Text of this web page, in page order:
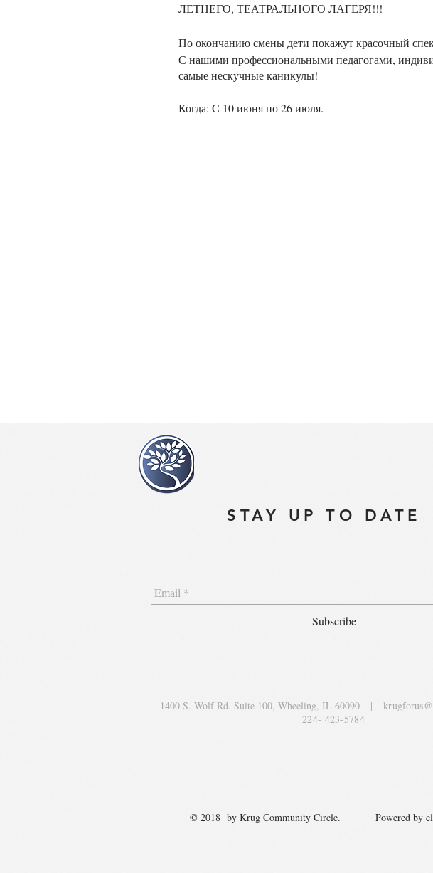
ЛЕТНЕГО, ТЕАТРАЛЬНОГО ЛАГЕРЯ!!!
По окончанию смены дети покажут красочный
С нашими профессиональными педагогами,
самые нескучные каникулы!
Когда: С 10 июня по 26 июля.
STAY UP TO DATE
Subscribe
1400 S. Wolf Rd. Suite 100, Wheeling, IL 60090 |
224- 423-5784
© 2018 by Krug Community Circle. Powered by